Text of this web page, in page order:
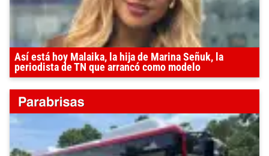
Así está hoy Malaika, la hija de Marina Señuk, la
periodista de TN que arrancó como modelo